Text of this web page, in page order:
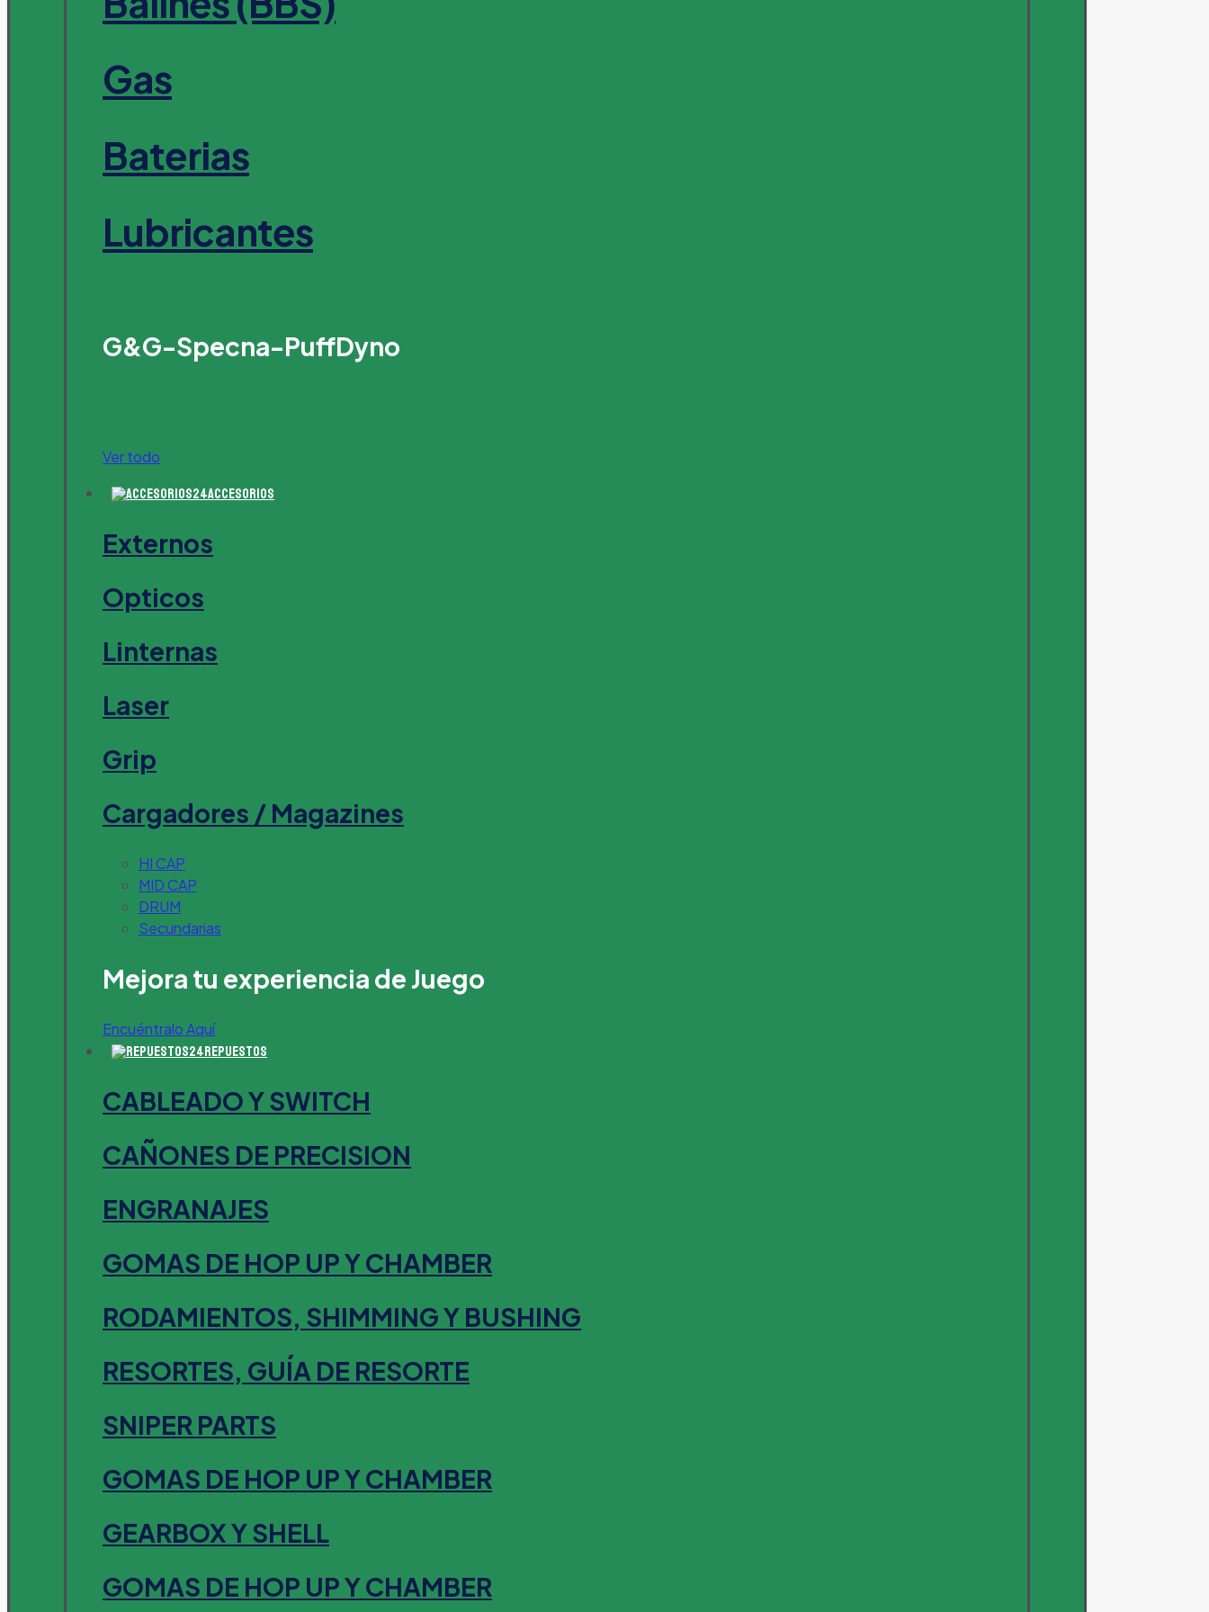
Gas
Baterias
Lubricantes
G&G-Specna-PuffDyno
Ver todo
Accesorios
Externos
Opticos
Linternas
Laser
Grip
Cargadores / Magazines
HI CAP
MID CAP
DRUM
Secundarias
Mejora tu experiencia de Juego
Encuéntralo Aquí
Repuestos
CABLEADO Y SWITCH
CAÑONES DE PRECISION
ENGRANAJES
GOMAS DE HOP UP Y CHAMBER
RODAMIENTOS, SHIMMING Y BUSHING
RESORTES, GUÍA DE RESORTE
SNIPER PARTS
GOMAS DE HOP UP Y CHAMBER
GEARBOX Y SHELL
GOMAS DE HOP UP Y CHAMBER